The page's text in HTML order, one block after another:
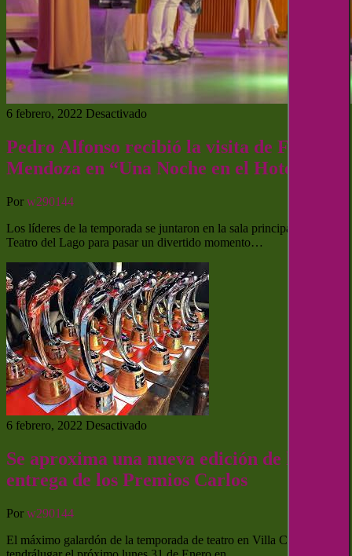
6 febrero, 2022 Desactivado
Pedro Alfonso recibió la visita de Flavio
Mendoza en “Una Noche en el Hotel”
Por w290144
Los líderes de la temporada se juntaron en la sala principal del
Teatro del Lago para pasar un divertido momento…
6 febrero, 2022 Desactivado
Se aproxima una nueva edición de la
entrega de los Premios Carlos
Por w290144
El máximo galardón de la temporada de teatro en Villa Carlos Paz